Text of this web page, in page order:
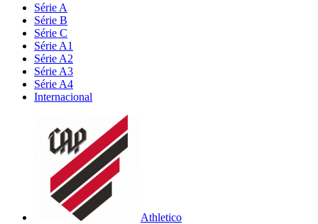
Série A
Série B
Série C
Série A1
Série A2
Série A3
Série A4
Internacional
Athletico